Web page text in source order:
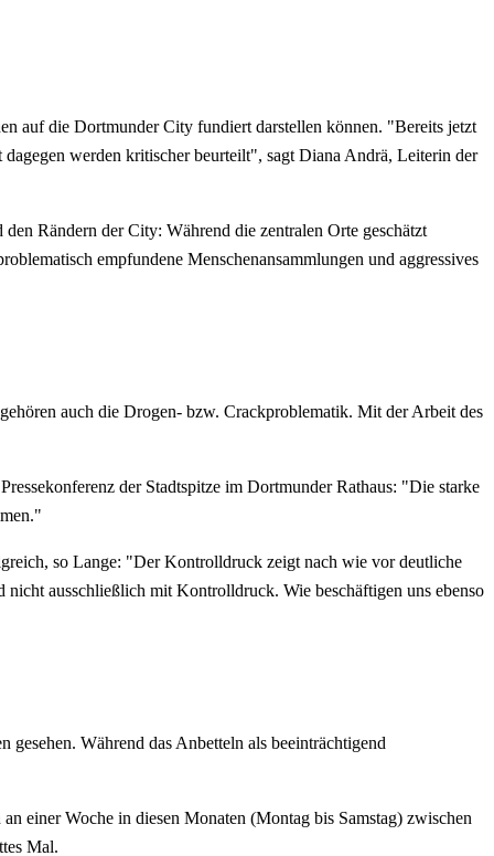
auf die Dortmunder City fundiert darstellen können. "Bereits jetzt
werden kritischer beurteilt", sagt Diana Andrä, Leiterin der
Rändern der City: Während die zentralen Orte geschätzt
empfundene Menschenansammlungen und aggressives
auch die Drogen- bzw. Crackproblematik. Mit der Arbeit des
der Stadtspitze im Dortmunder Rathaus: "Die starke
so Lange: "Der Kontrolldruck zeigt nach wie vor deutliche
ausschließlich mit Kontrolldruck. Wie beschäftigen uns ebenso
Während das Anbetteln als beeinträchtigend
einer Woche in diesen Monaten (Montag bis Samstag) zwischen
Mal.